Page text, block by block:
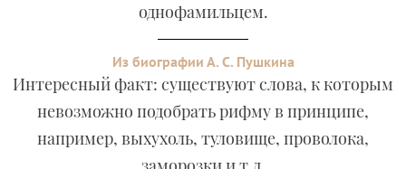
однофамильцем.
Из биографии А. С. Пушкина
Интересный факт: существуют слова, к которым
невозможно подобрать рифму в принципе,
например, выхухоль, туловище, проволока,